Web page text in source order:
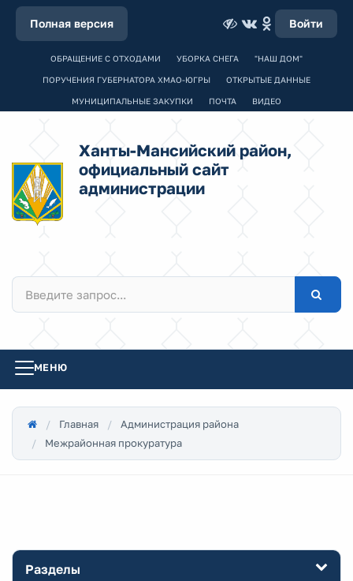
Полная версия Войти
ОБРАЩЕНИЕ С ОТХОДАМИ УБОРКА СНЕГА "НАШ ДОМ"
ПОРУЧЕНИЯ ГУБЕРНАТОРА ХМАО-ЮГРЫ ОТКРЫТЫЕ ДАННЫЕ
МУНИЦИПАЛЬНЫЕ ЗАКУПКИ ПОЧТА ВИДЕО
Ханты-Мансийский район,
официальный сайт
администрации
МЕНЮ
Главная
Администрация района
Межрайонная прокуратура
Разделы